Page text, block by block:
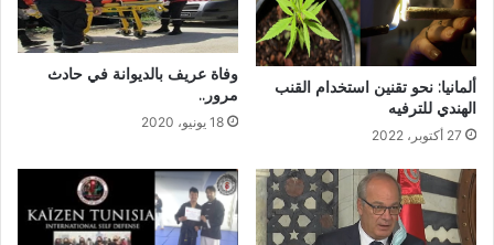
ألمانيا: نحو تقنين استخدام القنب
الهندي للترفيه
27 أكتوبر، 2022
وفاة عريف بالديوانة في حادث
مرور..
18 يونيو، 2020